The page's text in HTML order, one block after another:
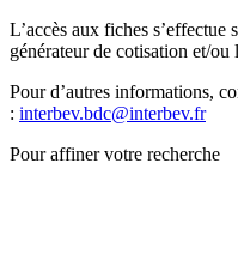
L’accès aux fiches s’effectue
générateur de cotisation et/
Pour d’autres informations,
: interbev.bdc@interbev.fr
Pour affiner votre recherche